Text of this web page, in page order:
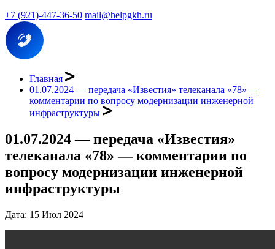
+7 (921)-447-36-50 mail@helpgkh.ru
Главная
01.07.2024 — передача «Известия» телеканала «78» —
комментарии по вопросу модернизации инженерной
инфраструктуры
01.07.2024 — передача «Известия»
телеканала «78» — комментарии по
вопросу модернизации инженерной
инфраструктуры
Дата: 15 Июл 2024